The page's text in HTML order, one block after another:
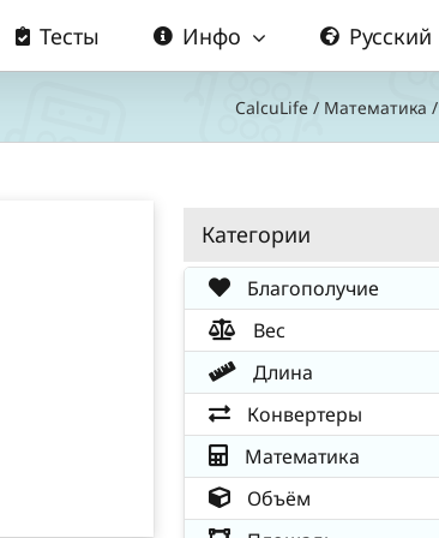
Тесты Инфо Русский
CalcuLife / Математика /
Категории
Благополучие
Вес
Длина
Конвертеры
Математика
Объём